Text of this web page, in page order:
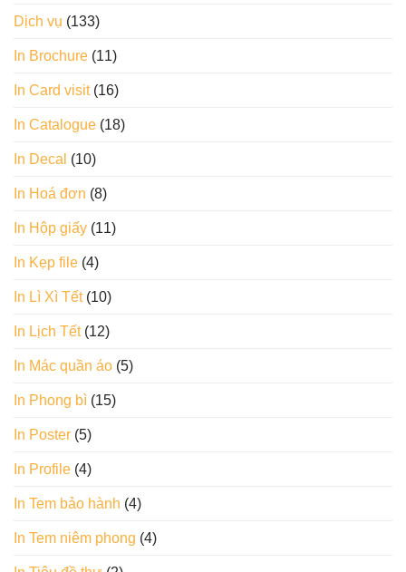
Dịch vụ (133)
In Brochure (11)
In Card visit(16)
In Catalogue (18)
In Decal (10)
In Hoá đơn (8)
In Hộp giấy (11)
In Kẹp file (4)
In Lì Xì Tết(10)
In Lịch Tết(12)
In Mác quần áo (5)
In Phong bì (15)
In Poster (5)
In Profile (4)
In Tem bảo hành (4)
In Tem niêm phong (4)